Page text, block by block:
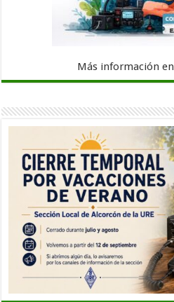
Más información en